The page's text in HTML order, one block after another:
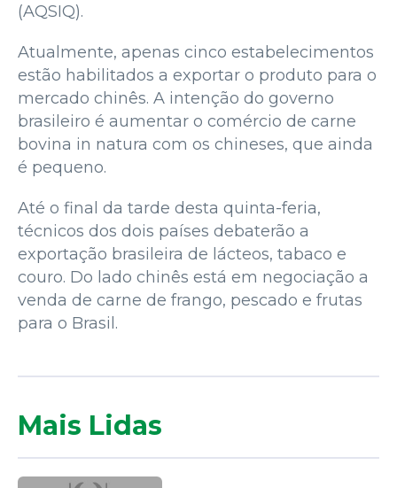
(AQSIQ).
Atualmente, apenas cinco estabelecimentos
estão habilitados a exportar o produto para o
mercado chinês. A intenção do governo
brasileiro é aumentar o comércio de carne
bovina in natura com os chineses, que ainda
é pequeno.
Até o final da tarde desta quinta-feria,
técnicos dos dois países debaterão a
exportação brasileira de lácteos, tabaco e
couro. Do lado chinês está em negociação a
venda de carne de frango, pescado e frutas
para o Brasil.
Mais Lidas